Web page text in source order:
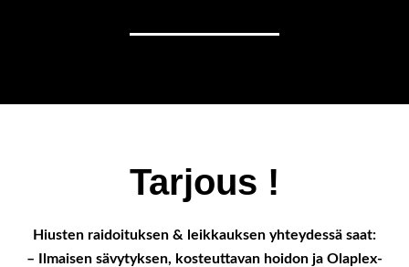
Tarjous !
Hiusten raidoituksen & leikkauksen yhteydessä saat:
– Ilmaisen sävytyksen, kosteuttavan hoidon ja Olaplex-